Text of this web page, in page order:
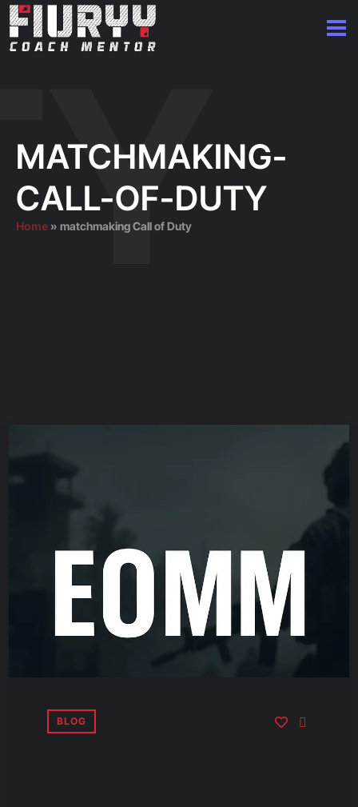
MATCHMAKING-
CALL-OF-DUTY
Home » matchmaking Call of Duty
BLOG